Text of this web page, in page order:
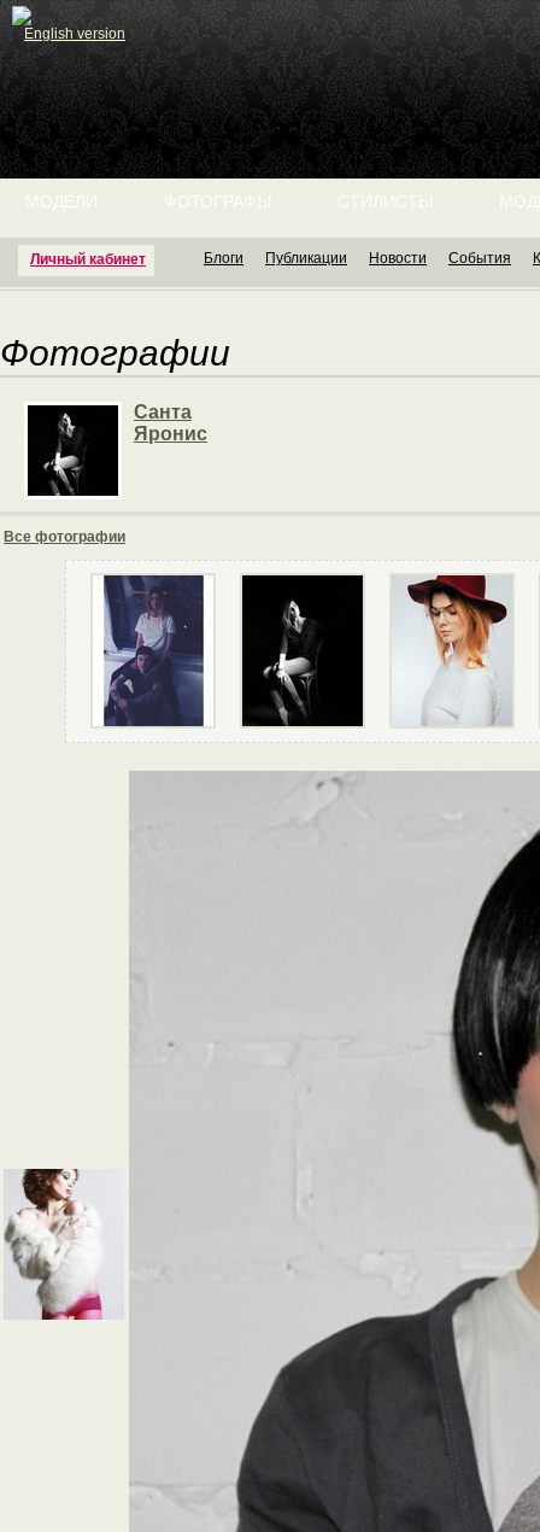
English version
Личный кабинет
МОДЕЛИ ФОТОГРАФЫ СТИЛИСТЫ
Блоги Публикации Новости События
Фотографии
Санта
Яронис
Все фотографии